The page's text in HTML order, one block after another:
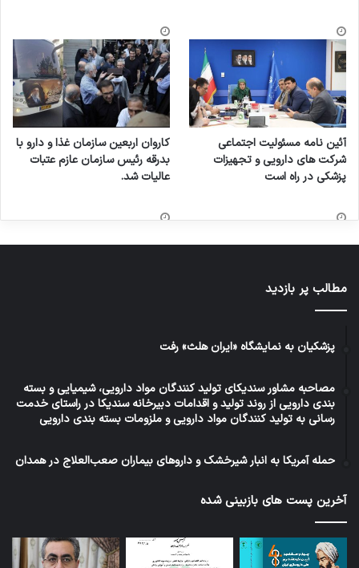
آئین نامه مسئولیت اجتماعی
شرکت های دارویی و تجهیزات
پزشکی در راه است
کاروان اربعین سازمان غذا و دارو با
بدرقه رئیس سازمان عازم عتبات
عالیات شد.
مطالب پر بازدید
پزشکیان به نمایشگاه «ایران هلث» رفت
مصاحبه مشاور سندیکای تولید کنندگان مواد دارویی، شیمیایی و بسته
بندی دارویی از روند تولید و اقدامات دبیرخانه سندیکا در راستای خدمت
رسانی به تولید کنندگان مواد دارویی و ملزومات بسته بندی دارویی
حمله آمریکا به انبار شیرخشک و داروهای بیماران صعب‌العلاج در همدان
آخرین پست های بازبینی شده